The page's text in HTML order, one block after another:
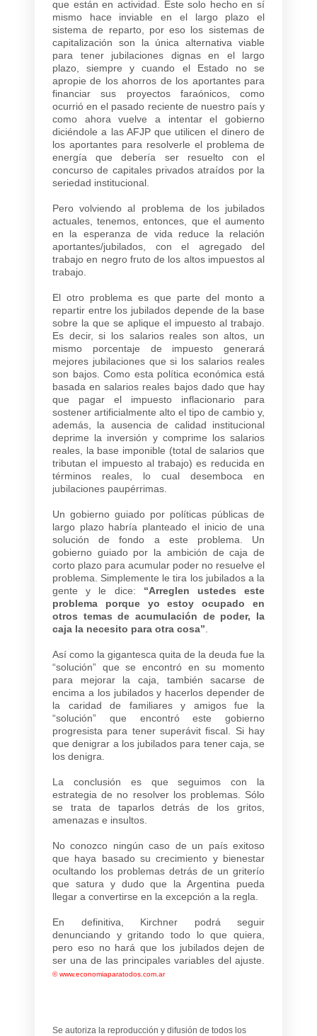
que están en actividad. Este solo hecho en sí
mismo hace inviable en el largo plazo el
sistema de reparto, por eso los sistemas de
capitalización son la única alternativa viable
para tener jubilaciones dignas en el largo
plazo, siempre y cuando el Estado no se
apropie de los ahorros de los aportantes para
financiar sus proyectos faraónicos, como
ocurrió en el pasado reciente de nuestro país y
como ahora vuelve a intentar el gobierno
diciéndole a las AFJP que utilicen el dinero de
los aportantes para resolverle el problema de
energía que debería ser resuelto con el
concurso de capitales privados atraídos por la
seriedad institucional.
Pero volviendo al problema de los jubilados
actuales, tenemos, entonces, que el aumento
en la esperanza de vida reduce la relación
aportantes/jubilados, con el agregado del
trabajo en negro fruto de los altos impuestos al
trabajo.
El otro problema es que parte del monto a
repartir entre los jubilados depende de la base
sobre la que se aplique el impuesto al trabajo.
Es decir, si los salarios reales son altos, un
mismo porcentaje de impuesto generará
mejores jubilaciones que si los salarios reales
son bajos. Como esta política económica está
basada en salarios reales bajos dado que hay
que pagar el impuesto inflacionario para
sostener artificialmente alto el tipo de cambio y,
además, la ausencia de calidad institucional
deprime la inversión y comprime los salarios
reales, la base imponible (total de salarios que
tributan el impuesto al trabajo) es reducida en
términos reales, lo cual desemboca en
jubilaciones paupérrimas.
Un gobierno guiado por políticas públicas de
largo plazo habría planteado el inicio de una
solución de fondo a este problema. Un
gobierno guiado por la ambición de caja de
corto plazo para acumular poder no resuelve el
problema. Simplemente le tira los jubilados a la
gente y le dice: “Arreglen ustedes este
problema porque yo estoy ocupado en
otros temas de acumulación de poder, la
caja la necesito para otra cosa”
Así como la gigantesca quita de la deuda fue la
“solución” que se encontró en su momento
para mejorar la caja, también sacarse de
encima a los jubilados y hacerlos depender de
la caridad de familiares y amigos fue la
“solución” que encontró este gobierno
progresista para tener superávit fiscal. Si hay
que denigrar a los jubilados para tener caja, se
los denigra.
La conclusión es que seguimos con la
estrategia de no resolver los problemas. Sólo
se trata de taparlos detrás de los gritos,
amenazas e insultos.
No conozco ningún caso de un país exitoso
que haya basado su crecimiento y bienestar
ocultando los problemas detrás de un griterío
que satura y dudo que la Argentina pueda
llegar a convertirse en la excepción a la regla.
En definitiva, Kirchner podrá seguir
denunciando y gritando todo lo que quiera,
pero eso no hará que los jubilados dejen de
ser una de las principales variables del ajuste.
©www.economiaparatodos.com.ar
Se autoriza la reproducción y difusión de todos los